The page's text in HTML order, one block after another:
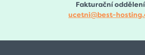
ucetni@best-
Fakturační oddělení